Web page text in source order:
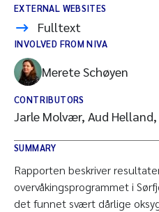
EXTERNAL WEBSITES
Fulltext
INVOLVED FROM NIVA
Merete Schøyen
CONTRIBUTORS
Jarle Molvær, Aud
SUMMARY
Rapporten beskriver
overvåkingsprogrammet i
det funnet svært dårlige